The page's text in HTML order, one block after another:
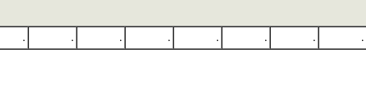
. . . . . . . .